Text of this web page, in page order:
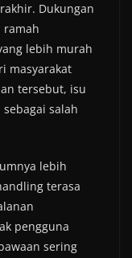
Dukungan
ramah
lebih murah
masyarakat
tersebut, isu
salah
lebih
terasa
pengguna
sering